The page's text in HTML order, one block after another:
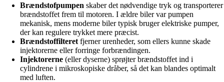
Brændstofpumpen skaber det nødvendige tryk og transporterer
brændstoffet frem til motoren. I ældre biler var pumpen
mekanisk, mens moderne biler typisk bruger elektriske pumper,
der kan regulere trykket mere præcist.
Brændstoffilteret fjerner urenheder, som ellers kunne skade
injektorerne eller forringe forbrændingen.
Injektorerne (eller dyserne) sprøjter brændstoffet ind i
cylindrene i mikroskopiske dråber, så det kan blandes optimalt
med luften.